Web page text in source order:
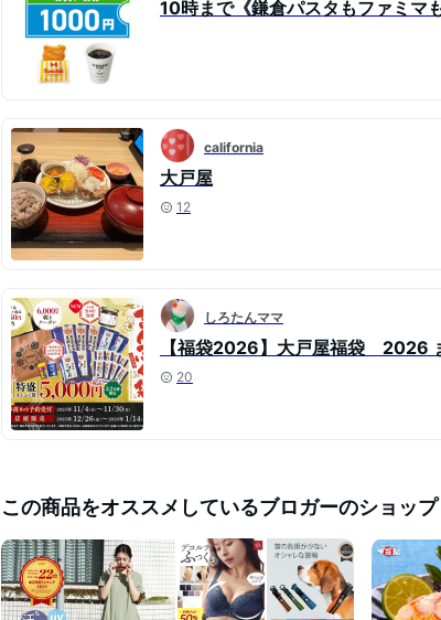
10時まで《鎌倉パスタもファミ
california
大戸屋
12
しろたんママ
【福袋2026】大戸屋福袋 2026
20
この商品をオススメしているブロガーのショップ